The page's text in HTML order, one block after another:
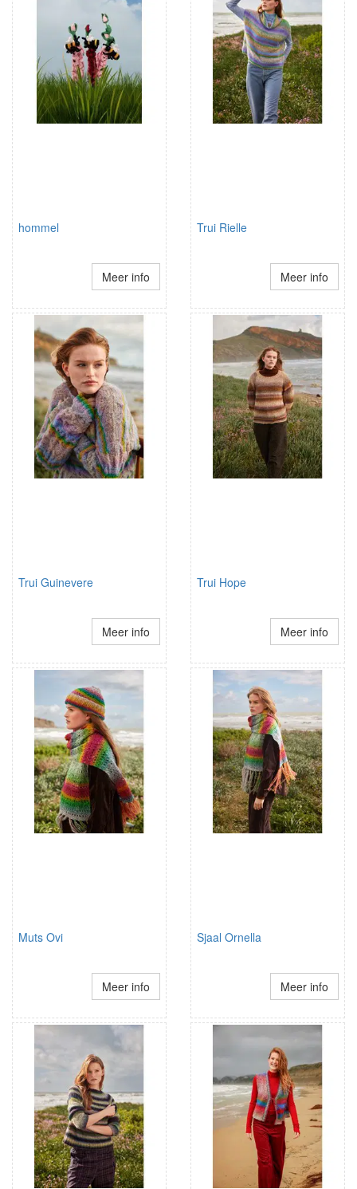
hommel
Meer info
Trui Rielle
Meer info
Trui Guinevere
Meer info
Trui Hope
Meer info
Muts Ovi
Meer info
Sjaal Ornella
Meer info